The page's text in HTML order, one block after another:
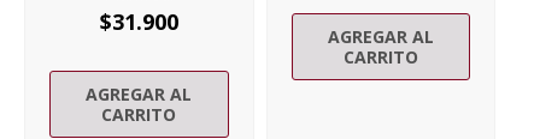
$31.900
AGREGAR AL
CARRITO
AGREGAR AL
CARRITO